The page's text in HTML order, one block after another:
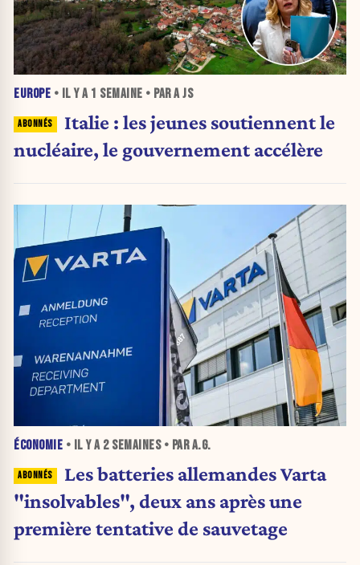
EUROPE • IL Y A 1 SEMAINE • PAR A JS
Italie : les jeunes soutiennent le
nucléaire, le gouvernement accélère
ÉCONOMIE • IL Y A 2 SEMAINES• PAR A.G.
Les batteries allemandes Varta
"insolvables", deux ans après une
première tentative de sauvetage